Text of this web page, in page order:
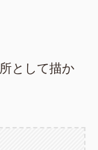
として描か